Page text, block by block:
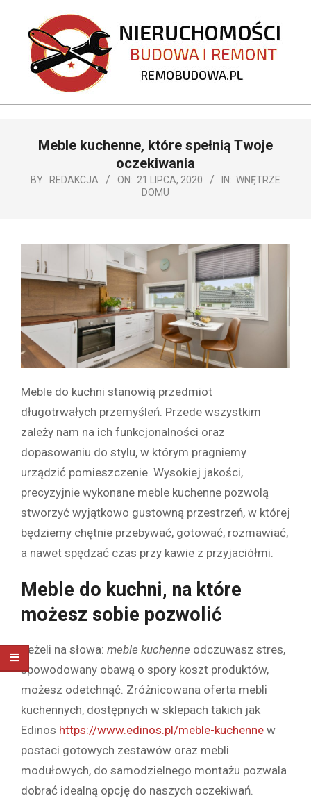
content
REMOBUDOWA.PL
NavigationMeble kuchenne, które spełnią Twoje
oczekiwania
BY: REDAKCJA ON: 21 LIPCA, 2020 IN: WNĘTRZE
DOMU
Meble do kuchni stanowią przedmiot
długotrwałych przemyśleń. Przede wszystkim
zależy nam na ich funkcjonalności oraz
dopasowaniu do stylu, w którym pragniemy
urządzić pomieszczenie. Wysokiej jakości,
precyzyjnie wykonane meble kuchenne pozwolą
stworzyć wyjątkowo gustowną przestrzeń, w której
będziemy chętnie przebywać, gotować, rozmawiać,
a nawet spędzać czas przy kawie z przyjaciółmi.
Meble do kuchni, na które
możesz sobie pozwolić
Jeżeli na słowa: meble kuchenne odczuwasz stres,
spowodowany obawą o spory koszt produktów,
możesz odetchnąć. Zróżnicowana oferta mebli
kuchennych, dostępnych w sklepach takich jak
Edinos https://www.edinos.pl/meble-kuchenne w
postaci gotowych zestawów oraz mebli
modułowych, do samodzielnego montażu pozwala
dobrać idealną opcję do naszych oczekiwań.